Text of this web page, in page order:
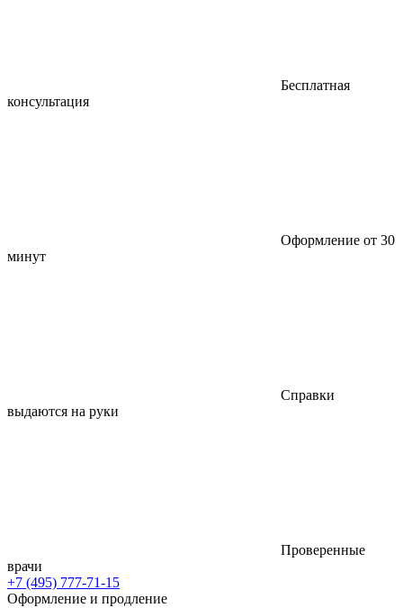
Бесплатная
консультация
Оформление от 30
минут
Справки
выдаются на руки
Проверенные
врачи
+7 (495) 777-71-15
Оформление и продление